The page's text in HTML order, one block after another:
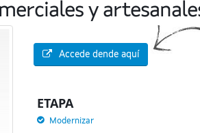
y
Accede dende aquí
ETAPA
Modernizar